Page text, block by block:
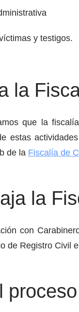
y testigos.
la
que la
estas
de la Fiscalía de
la
con
de Registro Civil